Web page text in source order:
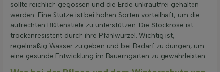
sollte reichlich gegossen und die Erde unkrautfrei gehalten
werden. Eine Stütze ist bei hohen Sorten vorteilhaft, um die
aufrechten Blütenstiele zu unterstützen. Die Stockrose ist
trockenresistent durch ihre Pfahlwurzel. Wichtig ist,
regelmäßig Wasser zu geben und bei Bedarf zu düngen, um
eine gesunde Entwicklung im Bauerngarten zu gewährleisten.